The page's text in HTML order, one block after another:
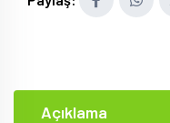
Açıklama